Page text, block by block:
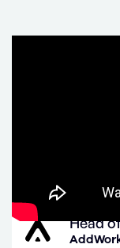
Head